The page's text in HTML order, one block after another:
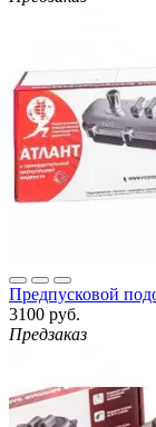
Предпусковой
3100 руб.
Предзаказ